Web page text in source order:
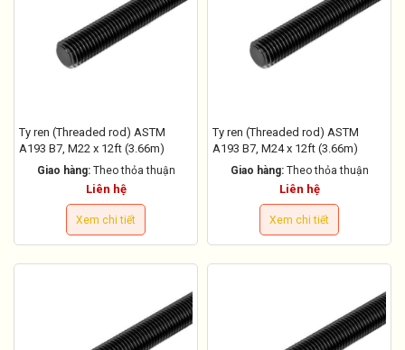
Ty ren (Threaded rod) ASTM
A193 B7, M22 x 12ft (3.66m)
Giao hàng: Theo thỏa thuận
Liên hệ
Xem chi tiết
Ty ren (Threaded rod) ASTM
A193 B7, M24 x 12ft (3.66m)
Giao hàng: Theo thỏa thuận
Liên hệ
Xem chi tiết